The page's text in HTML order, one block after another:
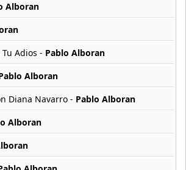
Alboran
Adios - Pablo Alboran
Alboran
Diana Navarro - Pablo Alboran
Alboran